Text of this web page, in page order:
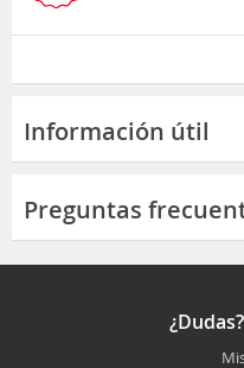
Información útil
Preguntas